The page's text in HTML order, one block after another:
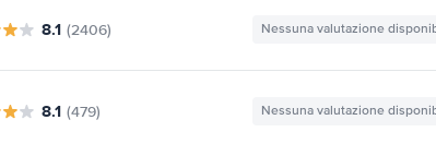
8.1 (2406) Nessuna valutazione
8.1 (479) Nessuna valutazione